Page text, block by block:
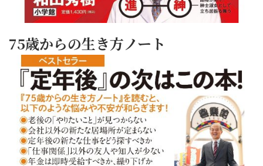
75歳からの生き方ノート